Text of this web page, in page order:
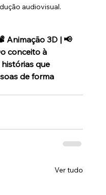
audiovisual.
Animação 3D | 📢
conceito à
que
de forma
Ver tudo